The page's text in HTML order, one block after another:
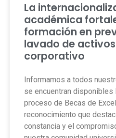
La
académica
formación en
lavado de
corporativo
Informamos a todos
se encuentran disponibles
proceso de Becas de
reconocimiento que
constancia y el